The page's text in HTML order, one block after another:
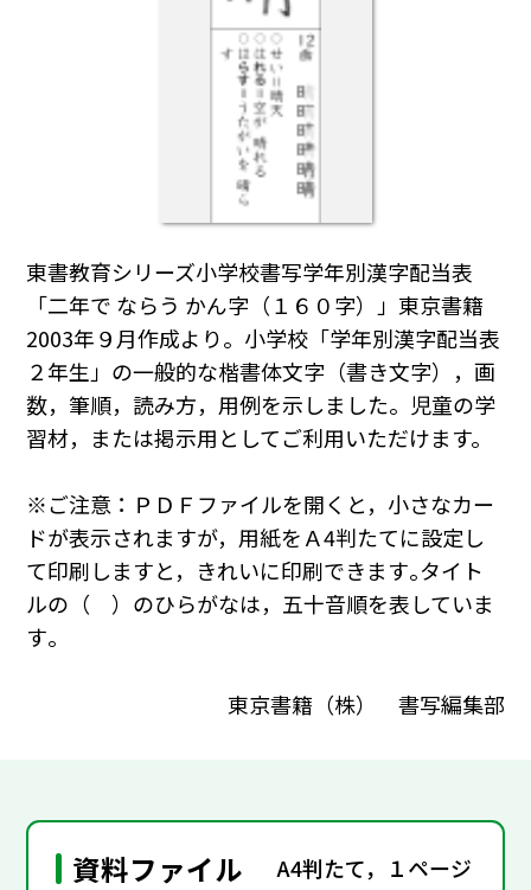
東書教育シリーズ小学校書写学年別漢字配当表
「二年で ならう かん字（１６０字）」東京書籍
2003年９月作成より。小学校「学年別漢字配当表
２年生」の一般的な楷書体文字（書き文字），画
数，筆順，読み方，用例を示しました。児童の学
習材，または掲示用としてご利用いただけます。
※ご注意：ＰＤＦファイルを開くと，小さなカー
ドが表示されますが，用紙をＡ4判たてに設定し
て印刷しますと，きれいに印刷できます｡タイト
ルの（ ）のひらがなは，五十音順を表していま
す｡
東京書籍（株） 書写編集部
資料ファイル A4判たて，１ページ